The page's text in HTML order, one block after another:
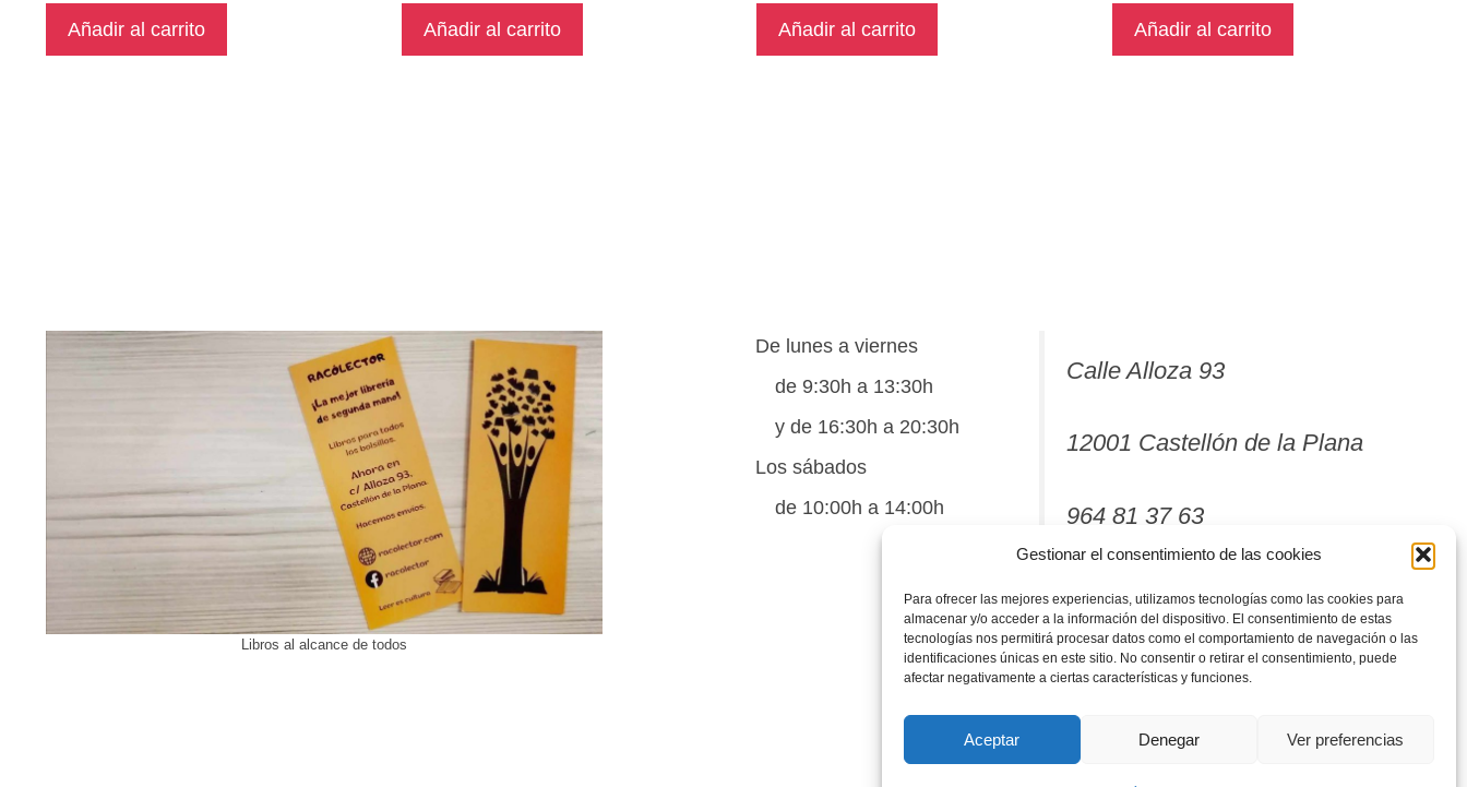
Gestionar el consentimiento de las cookies
Para ofrecer las mejores experiencias, utilizamos tecnologías como las cookies para
almacenar y/o acceder a la información del dispositivo. El consentimiento de estas
tecnologías nos permitirá procesar datos como el comportamiento de navegación o las
identificaciones únicas en este sitio. No consentir o retirar el consentimiento, puede
afectar negativamente a ciertas características y funciones.
Aceptar Denegar Ver preferencias
Añadir al carrito Añadir al carrito Añadir al carrito Añadir al carrito
Libros al alcance de todos
De lunes a viernes
de 9:30h a 13:30h
y de 16:30h a 20:30h
Los sábados
de 10:00h a 14:00h
Calle Alloza 93
12001 Castellón de la Plana
964 81 37 63